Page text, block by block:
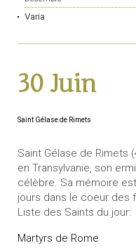
Varia
30 Juin
Saint Gélase de Rimets
Saint Gélase de Rimets
en Transylvanie, son
célèbre. Sa mémoire
jours dans le coeur des
Liste des Saints du jour:
Martyrs de Rome